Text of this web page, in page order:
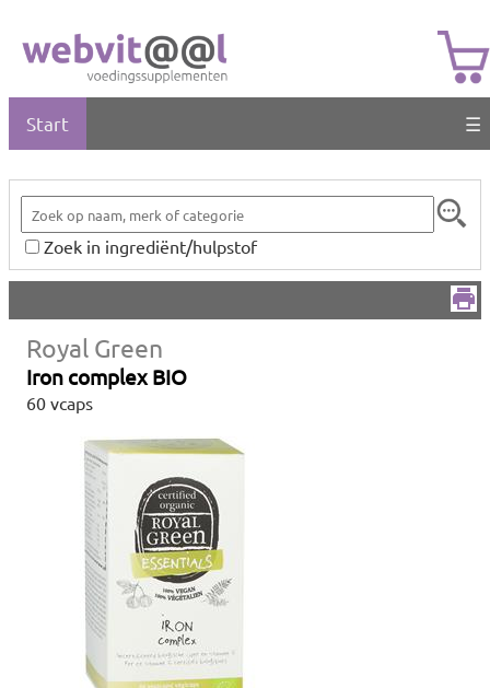
Start ☰
Zoek in ingrediënt/hulpstof
Royal Green
Iron complex BIO
60 vcaps